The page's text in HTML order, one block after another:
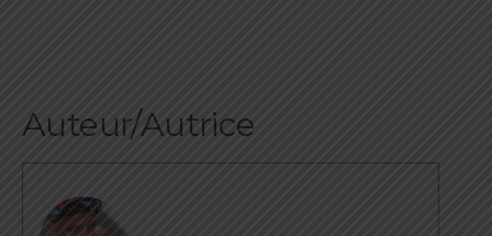
Auteur/Autrice